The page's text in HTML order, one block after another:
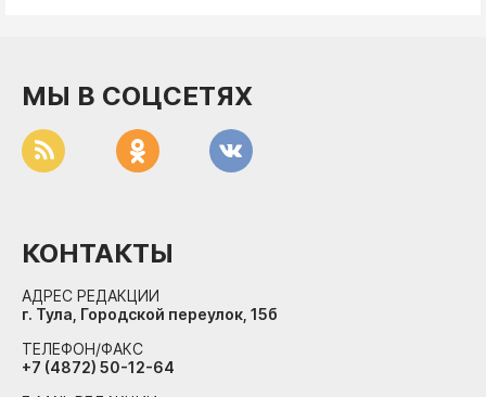
МЫ В СОЦСЕТЯХ
КОНТАКТЫ
АДРЕС РЕДАКЦИИ
г. Тула, Городской переулок, 15б
ТЕЛЕФОН/ФАКС
+7 (4872) 50-12-64